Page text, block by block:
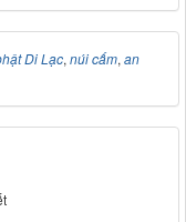
Di Lạc, núi cấm, an